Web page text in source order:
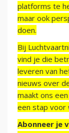
platforms te
maar ook
doen.
Bij
vind je die
leveren van
nieuws over
maakt ons
een stap voor
Abonneer je